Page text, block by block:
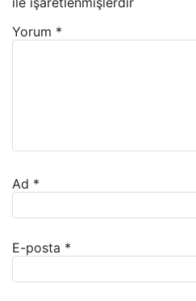
Yorum *
Ad *
E-posta *